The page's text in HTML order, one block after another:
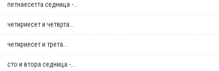
петнаесетта седница -...
четириесет и четврта...
четириесет и трета...
сто и втора седница -...